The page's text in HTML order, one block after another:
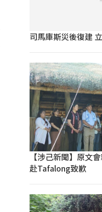
司馬庫斯災後復建
【涉己新聞】原文
赴Tafalong致歉